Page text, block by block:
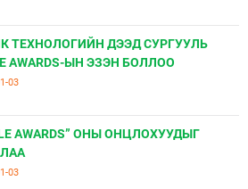
ТЕХНОЛОГИЙН ДЭЭД СУРГУУЛЬ
AWARDS-ЫН ЭЗЭН БОЛЛОО
03
AWARDS” ОНЫ ОНЦЛОХУУДЫГ
03